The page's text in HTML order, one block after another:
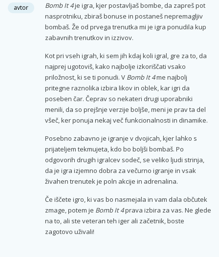
avtor Bomb It 4je igra, kjer postavljaš bombe, da zapreš pot
nasprotniku, zbiraš bonuse in postaneš nepremagljiv
bombaš. Že od prvega trenutka mi je igra ponudila kup
zabavnih trenutkov in izzivov.
Kot pri vseh igrah, ki sem jih kdaj koli igral, gre za to, da
najprej ugotoviš, kako najbolje izkoriščati vsako
priložnost, ki se ti ponudi. V Bomb It 4me najbolj
pritegne raznolika izbira likov in oblek, kar igri da
poseben čar. Čeprav so nekateri drugi uporabniki
menili, da so prejšnje verzije boljše, meni je prav ta del
všeč, ker ponuja nekaj več funkcionalnosti in dinamike.
Posebno zabavno je igranje v dvojicah, kjer lahko s
prijateljem tekmujeta, kdo bo boljši bombaš. Po
odgovorih drugih igralcev sodeč, se veliko ljudi strinja,
da je igra izjemno dobra za večurno igranje in vsak
živahen trenutek je poln akcije in adrenalina.
Če iščete igro, ki vas bo nasmejala in vam dala občutek
zmage, potem je Bomb It 4prava izbira za vas. Ne glede
na to, ali ste veteran teh iger ali začetnik, boste
zagotovo uživali!